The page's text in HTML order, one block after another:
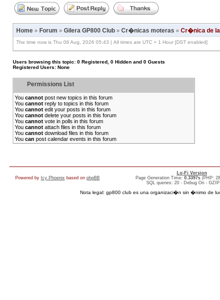
Home » Forum » Gilera GP800 Club » Cr�nicas moteras » Cr�nica de
The time now is Thu 06 Aug, 2026 05:43 | All times are UTC + 1 Hour [DST enabled]
Users browsing this topic: 0 Registered, 0 Hidden and 0 Guests
Registered Users: None
Permissions List
You cannot post new topics in this forum
You cannot reply to topics in this forum
You cannot edit your posts in this forum
You cannot delete your posts in this forum
You cannot vote in polls in this forum
You cannot attach files in this forum
You cannot download files in this forum
You can post calendar events in this forum
Powered by Icy Phoenix based on phpBB
Lo-Fi Version
Page Generation Time: 0.3397s (PHP:
SQL queries: 20 - Debug On -
Nota legal: gp800 club es una organizaci�n sin �nimo de